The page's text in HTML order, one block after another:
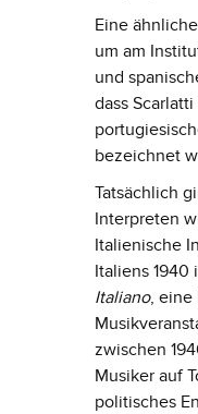
Eine
um am
und
dass
bezeichnet
Tatsächlich
Interpreten
Italienische
Italiens
Italiano, eine
zwischen
Musiker auf
politisches